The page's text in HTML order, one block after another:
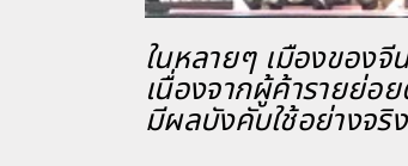
ในหลายๆ เมืองของ
เนื่องจากผู้ค้ารายย่
มีผลบังคับใช้อย่างจริ